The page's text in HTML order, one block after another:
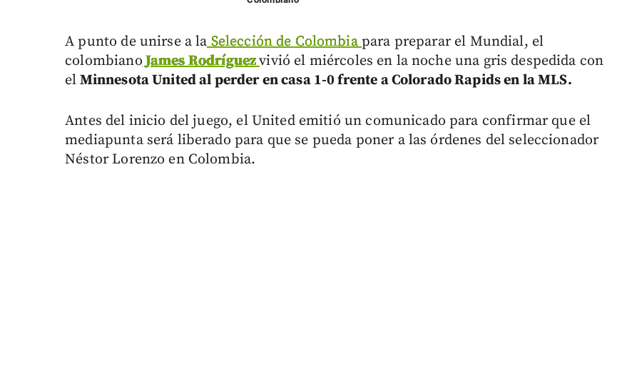
A punto de unirse a laSelección de Colombiapara preparar el Mundial, el
colombianoJames Rodríguezvivió el miércoles en la noche una gris despedida con
el Minnesota United al perder en casa 1-0 frente a Colorado Rapids en la MLS.
Antes del inicio del juego, el United emitió un comunicado para confirmar que el
mediapunta será liberado para que se pueda poner a las órdenes del seleccionador
Néstor Lorenzo en Colombia.